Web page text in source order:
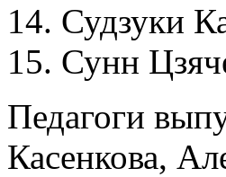
14. Судзуки
15. Сунн
Педагоги
Касенкова,